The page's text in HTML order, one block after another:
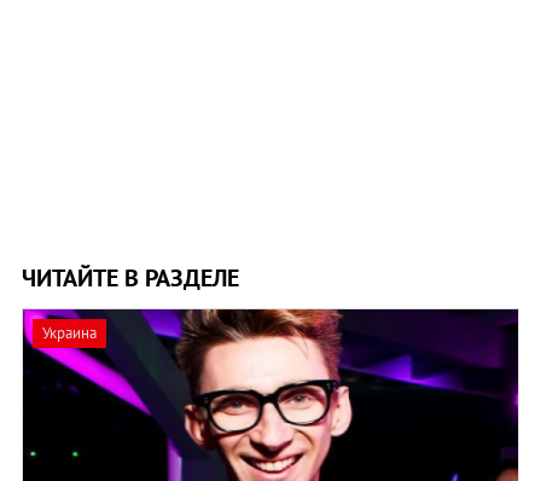
ЧИТАЙТЕ В РАЗДЕЛЕ
Украина